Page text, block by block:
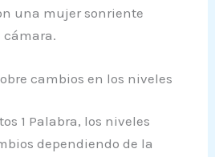
una mujer sonriente
cambios en los niveles
1 Palabra, los niveles
dependiendo de la